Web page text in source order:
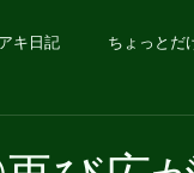
キ日記 ちょっとだ